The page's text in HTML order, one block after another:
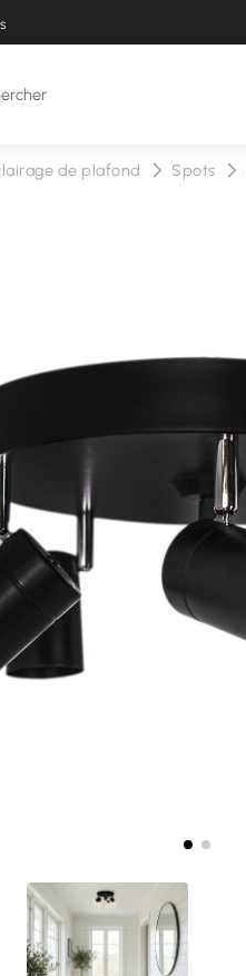
de plafond Spots